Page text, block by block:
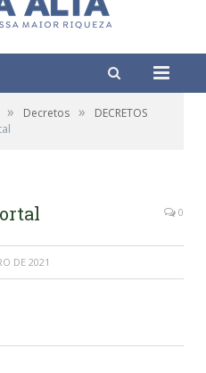
» Decretos »
DECRETOS
0
DE 2021